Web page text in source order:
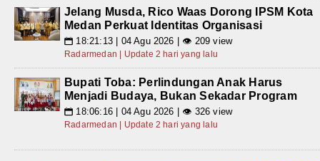
Jelang Musda, Rico Waas Dorong IPSM Kota
Medan Perkuat Identitas Organisasi
📅 18:21:13 | 04 Agu 2026 | 👁 209 view
Radarmedan | Update 2 hari yang lalu
Bupati Toba: Perlindungan Anak Harus
Menjadi Budaya, Bukan Sekadar Program
📅 18:06:16 | 04 Agu 2026 | 👁 326 view
Radarmedan | Update 2 hari yang lalu